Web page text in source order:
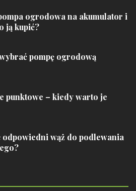
ogrodowa na akumulator i
ją kupić?
pompę ogrodową
punktowe – kiedy warto je
odpowiedni wąż do podlewania